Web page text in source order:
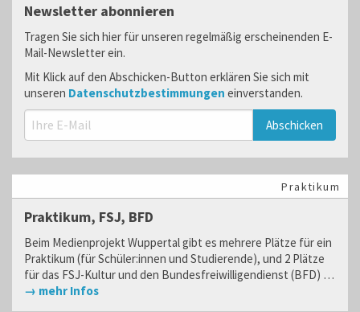
Newsletter abonnieren
Tragen Sie sich hier für unseren regelmäßig erscheinenden E-
Mail-Newsletter ein.
Mit Klick auf den Abschicken-Button erklären Sie sich mit
unseren Datenschutzbestimmungen einverstanden.
Praktikum
Praktikum, FSJ, BFD
Beim Medienprojekt Wuppertal gibt es mehrere Plätze für ein
Praktikum (für Schüler:innen und Studierende), und 2 Plätze
für das FSJ-Kultur und den Bundesfreiwilligendienst (BFD) …
→ mehr Infos